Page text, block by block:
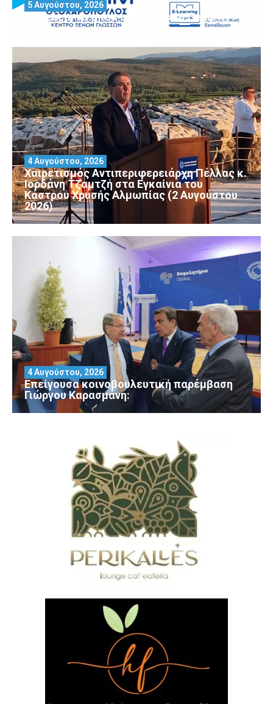
Θέλεις να αποκτήσεις άδεια Security?
5 Αυγούστου, 2026
Χαιρετισμός Αντιπεριφερειάρχη Πέλλας κ.
Ιορδάνη Τζαμτζή στα Εγκαίνια του
Κάστρου Χρυσής Αλμωπίας (2 Αυγούστου
2026)
4 Αυγούστου, 2026
Επείγουσα κοινοβουλευτική παρέμβαση
Γιώργου Καρασμάνη:
4 Αυγούστου, 2026